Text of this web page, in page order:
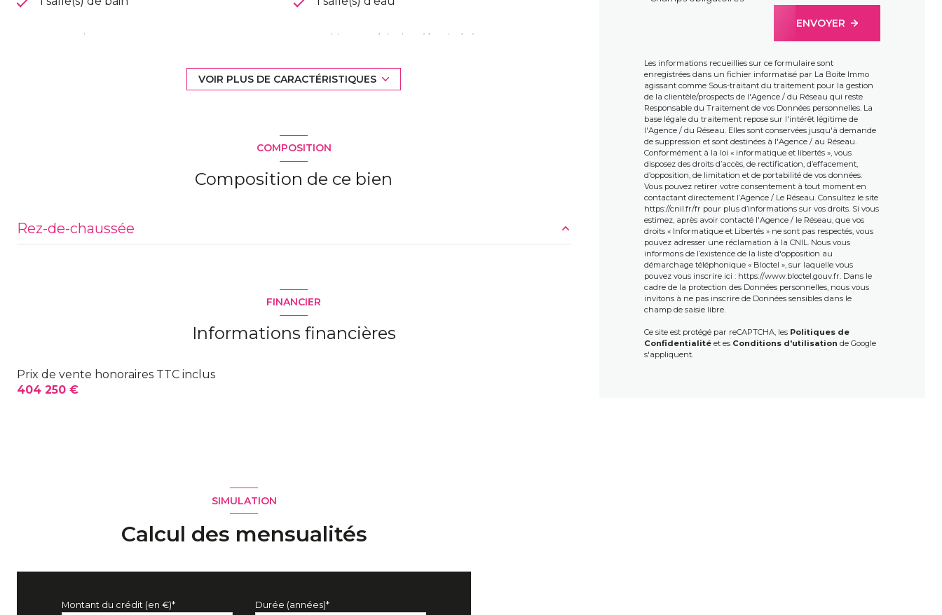
construit en 1960 cuisine américaine (équipée)
Chauffage individuel : radiateur
1 garage(s)
VOIR PLUS DE CARACTÉRISTIQUES
COMPOSITION
Composition de ce bien
Rez-de-chaussée
chambre
FINANCIER
Informations financières
Prix de vente honoraires TTC inclus
404 250 €
ENVOYER
Les informations recueillies sur ce formulaire sont
enregistrées dans un fichier informatisé par La Boite Immo
agissant comme Sous-traitant du traitement pour la gestion
de la clientèle/prospects de l'Agence / du Réseau qui reste
Responsable du Traitement de vos Données personnelles. La
base légale du traitement repose sur l'intérêt légitime de
l'Agence / du Réseau. Elles sont conservées jusqu'à demande
de suppression et sont destinées à l'Agence / au Réseau.
Conformément à la loi « informatique et libertés », vous
disposez des droits d’accès, de rectification, d’effacement,
d’opposition, de limitation et de portabilité de vos données.
Vous pouvez retirer votre consentement à tout moment en
contactant directement l’Agence / Le Réseau. Consultez le site
https://cnil.fr/fr pour plus d’informations sur vos droits. Si vous
estimez, après avoir contacté l'Agence / le Réseau, que vos
droits « Informatique et Libertés » ne sont pas respectés, vous
pouvez adresser une réclamation à la CNIL. Nous vous
informons de l’existence de la liste d'opposition au
démarchage téléphonique « Bloctel », sur laquelle vous
pouvez vous inscrire ici : https://www.bloctel.gouv.fr. Dans le
cadre de la protection des Données personnelles, nous vous
invitons à ne pas inscrire de Données sensibles dans le
champ de saisie libre.
Ce site est protégé par reCAPTCHA, les Politiques de
Confidentialitéet es Conditions d'utilisation de Google
s'appliquent.
SIMULATION
Calcul des mensualités
Montant du crédit (en €)* Durée (années)*